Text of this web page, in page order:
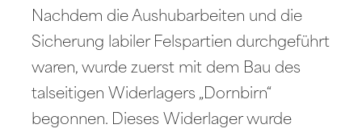
Nachdem die Aushubarbeiten und die
Sicherung labiler Felspartien durchgeführt
waren, wurde zuerst mit dem Bau des
talseitigen Widerlagers „Dornbirn“
begonnen. Dieses Widerlager wurde